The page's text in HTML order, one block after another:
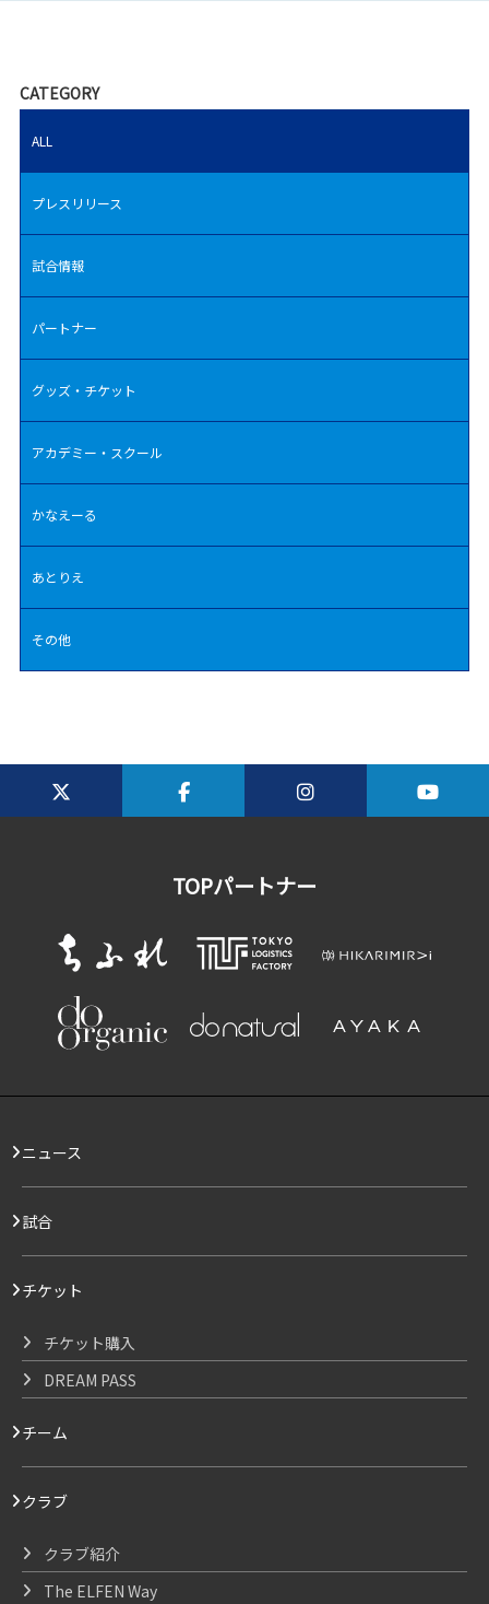
CATEGORY
ALL
プレスリリース
試合情報
パートナー
グッズ・チケット
アカデミー・スクール
かなえーる
あとりえ
その他
TOPパートナー
ニュース
試合
チケット
チケット購入
DREAM PASS
チーム
クラブ
クラブ紹介
The ELFEN Way